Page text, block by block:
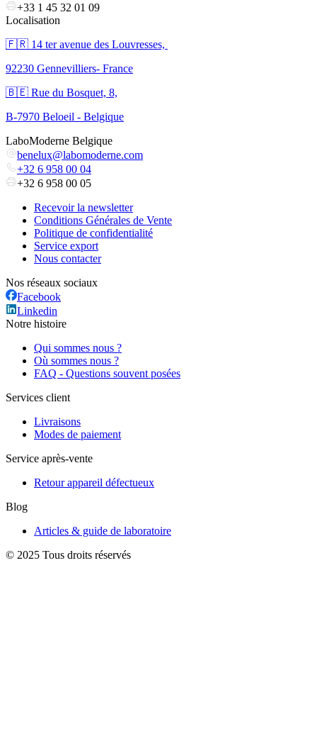
+33 1 45 32 01 09
Localisation
🇫🇷 ​14 ter avenue des Louvresses,
92230 Gennevilliers- France
🇧🇪 Rue du Bosquet, 8,
B-7970 Beloeil - Belgique
LaboModerne Belgique
benelux@labomoderne.com
+32 6 958 00 04
+32 6 958 00 05
Recevoir la newsletter
Conditions Générales de Vente
Politique de confidentialité
Service export
Nous contacter
Nos réseaux sociaux
Facebook
Linkedin
Notre histoire
Qui sommes nous ?
Où sommes nous ?
FAQ - Questions souvent posées
Services client
Livraisons
Modes de paiement
Service après-vente
Retour appareil défectueux
Blog
Articles & guide de laboratoire
© 2025 Tous droits réservés